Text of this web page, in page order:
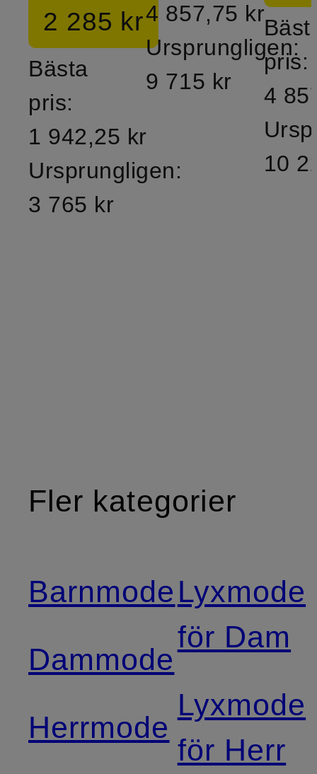
2 285 kr
Bästa
pris:
1 942,25 kr
Ursprungligen:
3 765 kr
4 857,75 kr
Ursprungligen:
9 715 kr
pris:
4
10
Fler kategorier
Barnmode
Dammode
Herrmode
Lyxmode
för Dam
Lyxmode
för Herr